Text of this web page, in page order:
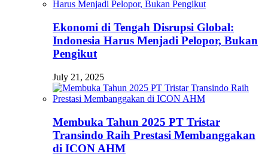
Ekonomi di Tengah Disrupsi Global:
Indonesia Harus Menjadi Pelopor, Bukan
Pengikut
July 21, 2025
Membuka Tahun 2025 PT Tristar
Transindo Raih Prestasi Membanggakan
di ICON AHM